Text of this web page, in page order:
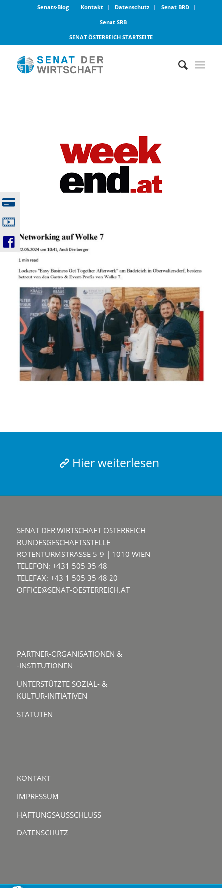
Senats-Blog Kontakt Datenschutz
Senat BRD
Senat SRB
SENAT ÖSTERREICH STARTSEITE
Hier weiterlesen
SENAT DER WIRTSCHAFT ÖSTERREICH
BUNDESGESCHÄFTSSTELLE
ROTENTURMSTRASSE 5-9 | 1010 WIEN
TELEFON: +431 505 35 48
TELEFAX: +43 1 505 35 48 20
OFFICE@SENAT-OESTERREICH.AT
PARTNER-ORGANISATIONEN &
-INSTITUTIONEN
UNTERSTÜTZTE SOZIAL- &
KULTUR-INITIATIVEN
STATUTEN
KONTAKT
IMPRESSUM
HAFTUNGSAUSSCHLUSS
DATENSCHUTZ